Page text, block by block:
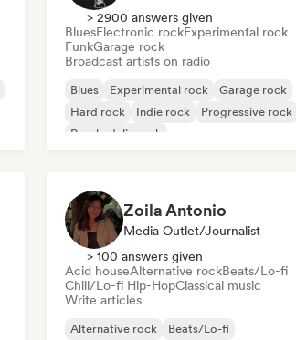
> 2900 answers given
BluesElectronic rockExperimental rock
FunkGarage rock
Broadcast artists on radio
Blues Experimental rock
Garage rock
Hard rock
Indie rock
Progressive rock
Psychedelic rock
Zoila Antonio
Media Outlet/Journalist
> 100 answers given
Acid houseAlternative rockBeats/Lo-fi
Chill/Lo-fi Hip-HopClassical music
Write articles
Alternative rock
Beats/Lo-fi